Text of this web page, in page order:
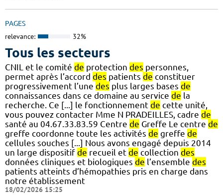
PAGES
relevance: 32%
Tous les secteurs
CNIL et le comité de protection des personnes,
permet après l’accord des patients de constituer
progressivement l’une des plus larges bases de
connaissances dans ce domaine au service de la
recherche. Ce [...] le fonctionnement de cette unité,
vous pouvez contacter Mme N PRADEILLES, cadre de
santé au 04.67.33.83.59 Centre de Greffe Le centre de
greffe coordonne toute les activités de greffe de
cellules souches [...] Nous avons engagé depuis 2014
un large dispositif de recueil et de collection des
données cliniques et biologiques de l’ensemble des
patients atteints d’hémopathies pris en charge dans
notre établissement
18/02/2026 15:25